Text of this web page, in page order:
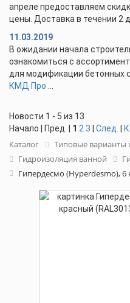
апреле предоставляем
цены. Доставка в течении 2
11.03.2019
В ожидании начала
ознакомиться с
для модификации бетонных
КМД Про
Новости 1 - 5 из 13
Начало | Пред. | 1 2 3 След.
Каталог
Типовые варианты
Гидроизоляция ванной
Гипердесмо (Hyperdesmo), 6